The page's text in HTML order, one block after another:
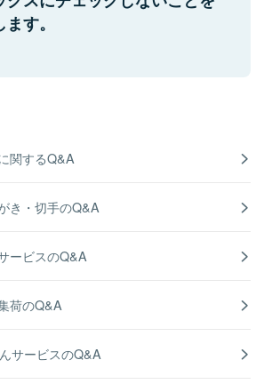
す。
関するQ&A
き・切手のQ&A
ービスのQ&A
荷のQ&A
サービスのQ&A